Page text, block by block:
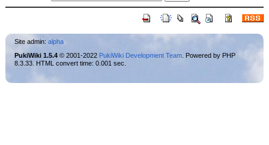
Site admin: alpha
PukiWiki 1.5.4© 2001-2022 PukiWiki Development Team. Powered by PHP
8.3.33. HTML convert time: 0.001 sec.